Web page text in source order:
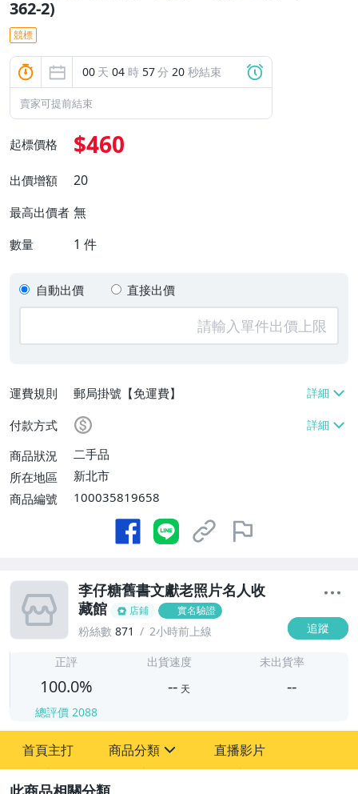
362-2)
競標
00 天 04 時 57分 19 秒結束
賣家可提前結束
起標價格 $460
出價增額 20
最高出價者 無
數量 1 件
自動出價 直接出價
運費規則
郵局掛號【免運費】
付款方式
商品狀況
二手品
所在地區
新北市
商品編號
100035819658
李仔糖舊書文獻老照片名人收
藏館
店鋪 實名驗證
粉絲數 871 2小時前上線 追蹤
正評
100.0%
總評價 2088
出貨速度
-- 天
未出貨率
--
首頁主打 商品分類 直播影片